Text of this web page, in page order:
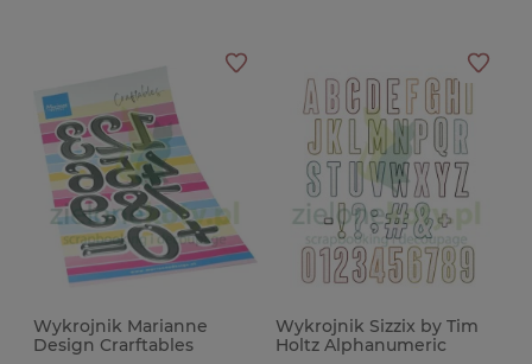
Wykrojnik Marianne
Design Crarftables
Wykrojnik Sizzix by Tim
Holtz Alphanumeric